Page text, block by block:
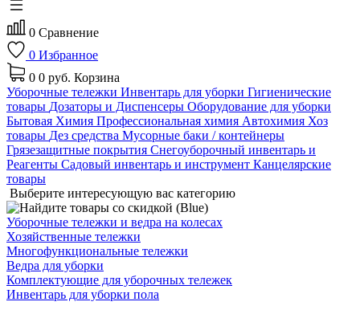
0 Сравнение
0 Избранное
0 0 руб. Корзина
Уборочные тележки Инвентарь для уборки Гигиенические
товары Дозаторы и Диспенсеры Оборудование для уборки
Бытовая Химия Профессиональная химия Автохимия Хоз
товары Дез средства Мусорные баки / контейнеры
Грязезащитные покрытия Снегоуборочный инвентарь и
Реагенты Садовый инвентарь и инструмент Канцелярские
товары
Выберите интересующую вас категорию
Уборочные тележки и ведра на колесах
Хозяйственные тележки
Многофункциональные тележки
Ведра для уборки
Комплектующие для уборочных тележек
Инвентарь для уборки пола